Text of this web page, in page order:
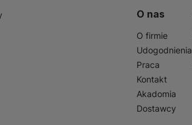
O nas
O firmie
Udogodnienia
Praca
Kontakt
Akadomia
Dostawcy